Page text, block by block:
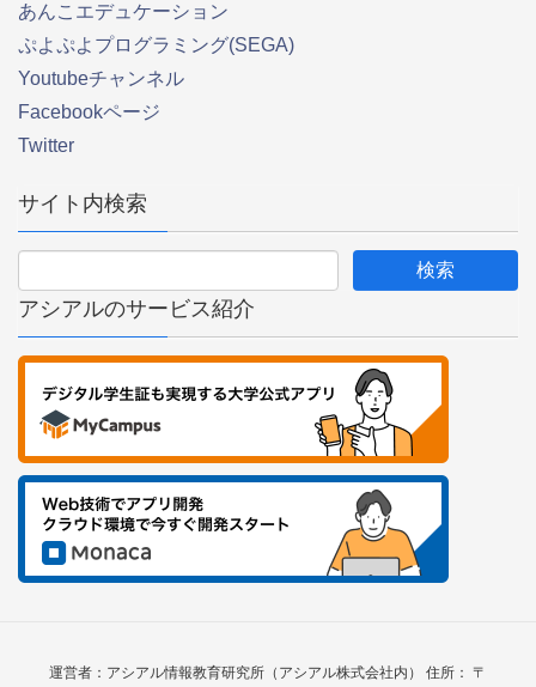
あんこエデュケーション
ぷよぷよプログラミング(SEGA)
Youtubeチャンネル
Facebookページ
Twitter
サイト内検索
アシアルのサービス紹介
運営者：アシアル情報教育研究所（アシアル株式会社内） 住所： 〒